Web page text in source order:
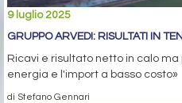
9 luglio 2025
GRUPPO ARVEDI: RISULTATI IN
Ricavi e risultato netto in calo
energia e l'import a basso costo»
di Stefano Gennari